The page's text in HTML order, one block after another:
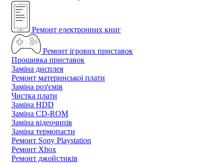
Ремонт електронних книг
Ремонт ігрових приставок
Прошивка приставок
Заміна дисплея
Ремонт материнської плати
Заміна роз'ємів
Чистка плати
Заміна HDD
Заміна CD-ROM
Заміна відеочипів
Заміна термопасти
Ремонт Sony Playstation
Ремонт Xbox
Ремонт джойстиків